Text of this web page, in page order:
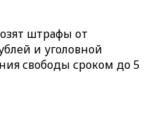
штрафы от
и уголовной
свободы сроком до 5